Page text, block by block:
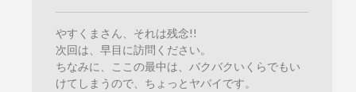
やすくまさん、それは残念!!
次回は、早目に訪問ください。
ちなみに、ここの最中は、バクバクいくらでもい
けてしまうので、ちょっとヤバイです。